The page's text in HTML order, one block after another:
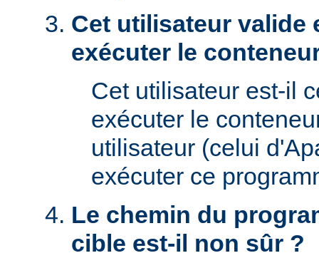
Cet utilisateur valide
exécuter le
Cet utilisateur est-il
exécuter le
utilisateur (celui
exécuter ce
Le chemin du
cible est-il non sûr ?